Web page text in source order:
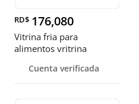
RD$ 176,080
Vitrina fria para
alimentos vritrina
Cuenta verificada